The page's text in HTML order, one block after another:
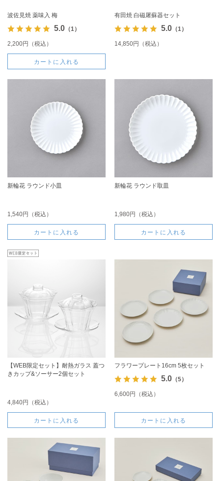
波佐見焼 薬味入 梅
5.0（1）
2,200円（税込）
カートに入れる
有田焼 白磁屠蘇器セット
5.0（1）
14,850円（税込）
新輪花 ラウンド小皿
1,540円（税込）
カートに入れる
新輪花 ラウンド取皿
1,980円（税込）
カートに入れる
【WEB限定セット】耐熱ガラス 蓋つ
きカップ&ソーサー2個セット
4,840円（税込）
カートに入れる
フラワープレート16cm 5枚セット
5.0（5）
6,600円（税込）
カートに入れる